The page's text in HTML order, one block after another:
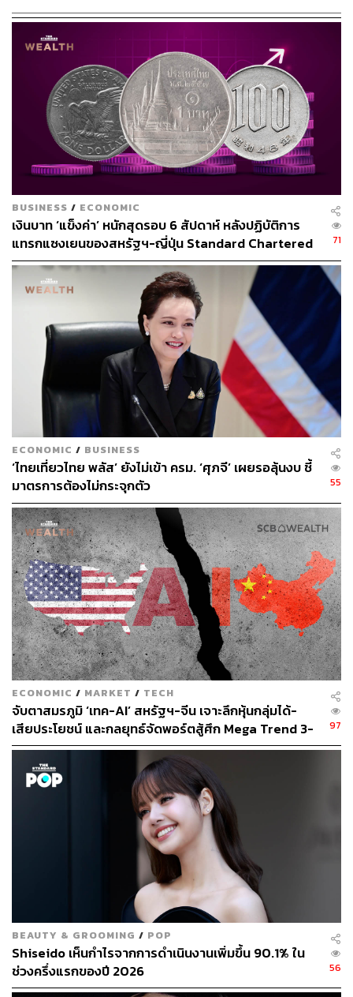
BUSINESS / ECONOMIC
เงินบาท ‘แข็งค่า’ หนักสุดรอบ 6 สัปดาห์ หลังปฏิบัติการ
แทรกแซงเยนของสหรัฐฯ-ญี่ปุ่น Standard Chartered
เปิดเป้าสิ้นปีนี้จ่อแข็งต่อแตะ 32.50 บาทต่อดอลลาร์
71
ECONOMIC / BUSINESS
‘ไทยเที่ยวไทย พลัส’ ยังไม่เข้า ครม. ‘ศุภจี’ เผยรอลุ้นงบ ชี้
มาตรการต้องไม่กระจุกตัว
55
ECONOMIC / MARKET / TECH
จับตาสมรภูมิ ‘เทค-AI’ สหรัฐฯ-จีน เจาะลึกหุ้นกลุ่มได้-
เสียประโยชน์ และกลยุทธ์จัดพอร์ตสู้ศึก Mega Trend 3-
5 ปีข้างหน้า
97
BEAUTY & GROOMING / POP
Shiseido เห็นกำไรจากการดำเนินงานเพิ่มขึ้น 90.1% ใน
ช่วงครึ่งแรกของปี 2026
56